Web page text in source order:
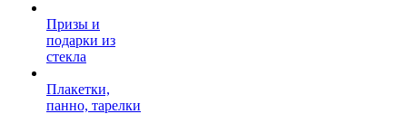
Призы и
подарки из
стекла
Плакетки,
панно, тарелки